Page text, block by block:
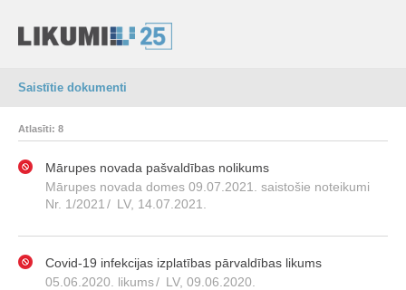
Saistītie dokumenti
Atlasīti: 8
Mārupes novada pašvaldības nolikums
Mārupes novada domes 09.07.2021. saistošie noteikumi
Nr. 1/2021 / LV, 14.07.2021.
Covid-19 infekcijas izplatības pārvaldības likums
05.06.2020. likums/ LV, 09.06.2020.